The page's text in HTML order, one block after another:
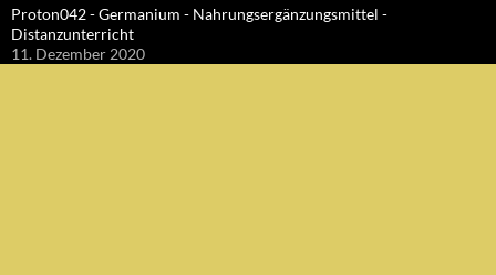
Proton042 - Germanium - Nahrungsergänzungsmittel -
Distanzunterricht
11. Dezember 2020